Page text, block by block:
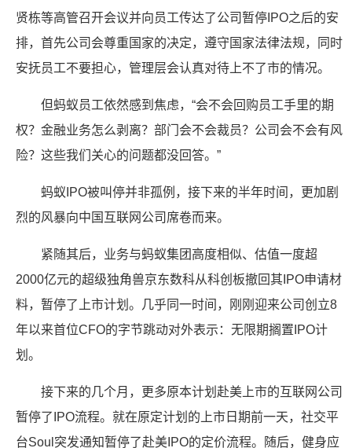
贤栋等高管召开会议并向员工传达了公司暂停IPO之后的安
排，首先公司会尊重国家的决定，遵守国家法律法规，同时
安抚员工不要担心，管理层会认真对待上不了市的情况。
但蚂蚁员工依然感到焦虑，“会不会回购员工手里的期
权？金融业务怎么剥离？部门会不会裁员？公司会不会有风
险？这些我们关心的问题都没回答。”
蚂蚁IPO被叫停并非孤例，接下来的半年时间，更加剧
烈的风暴向中国互联网公司席卷而来。
紧随其后，业务与蚂蚁集团高度相似、估值一度超
2000亿元的超级独角兽京东数科从科创板撤回其IPO申请材
料，暂停了上市计划。几乎同一时间，刚刚迎来公司创立8
年以来首位CFO的字节跳动对外表示：无限期搁置IPO计
划。
接下来的几个月，更多原本计划赴美上市的互联网公司
暂停了IPO流程。就在原定计划的上市日期前一天，社交平
台Soul突发通知暂停了赴美IPO的定价流程。随后，健身应